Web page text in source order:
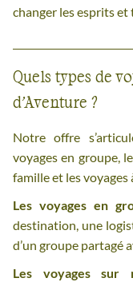
changer les esprits et
Quels types de
d’Aventure ?
Notre offre
voyages en groupe,
famille et les voyages
Les voyages en
destination, une
d’un groupe partagé
Les voyages sur